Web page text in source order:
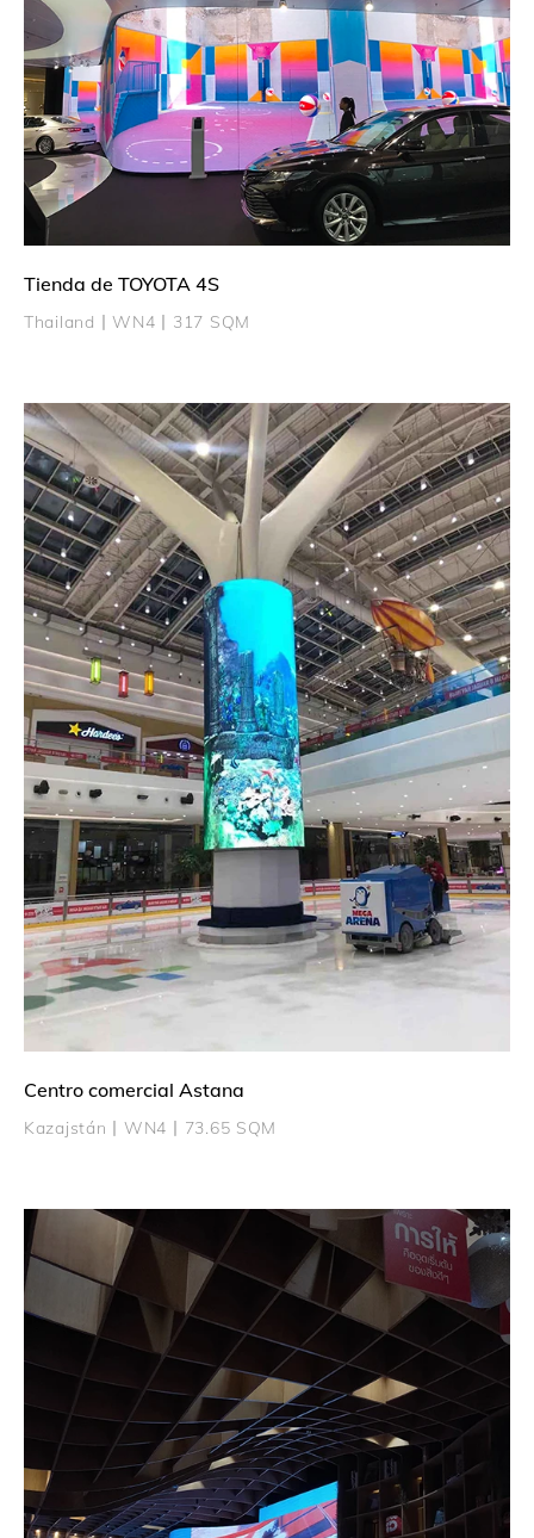
Tienda de TOYOTA 4S
Thailand丨WN4丨317 SQM
Centro comercial Astana
Kazajstán丨WN4丨73.65 SQM